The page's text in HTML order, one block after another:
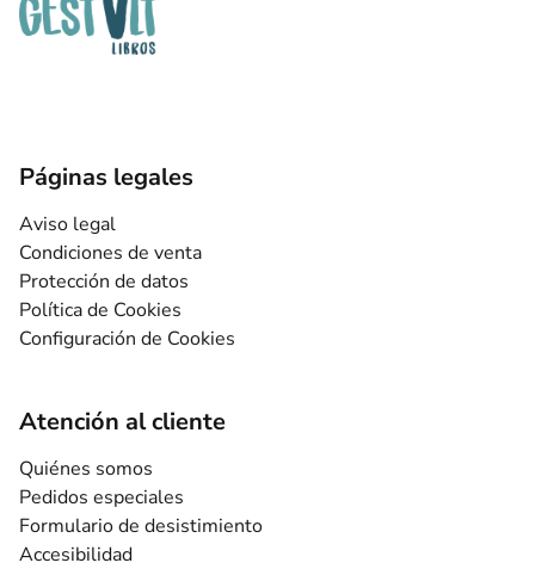
Páginas legales
Aviso legal
Condiciones de venta
Protección de datos
Política de Cookies
Configuración de Cookies
Atención al cliente
Quiénes somos
Pedidos especiales
Formulario de desistimiento
Accesibilidad